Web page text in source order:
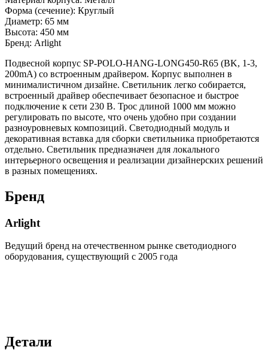
Форма (сечение): Круглый
Диаметр: 65 мм
Высота: 450 мм
Бренд: Arlight
Подвесной корпус SP-POLO-HANG-LONG450-R65 (BK, 1-3,
200mA) со встроенным драйвером. Корпус выполнен в
минималистичном дизайне. Светильник легко собирается,
встроенный драйвер обеспечивает безопасное и быстрое
подключение к сети 230 В. Трос длиной 1000 мм можно
регулировать по высоте, что очень удобно при создании
разноуровневых композиций. Светодиодный модуль и
декоративная вставка для сборки светильника приобретаются
отдельно. Светильник предназначен для локального
интерьерного освещения и реализации дизайнерских решений
в разных помещениях.
Бренд
Arlight
Ведущий бренд на отечественном рынке светодиодного
оборудования, существующий с 2005 года
Детали